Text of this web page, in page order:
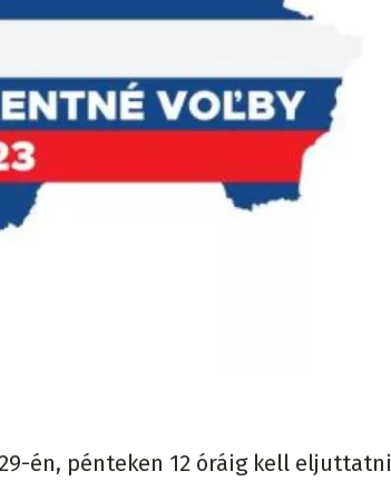
én, pénteken 12 óráig kell eljuttatni